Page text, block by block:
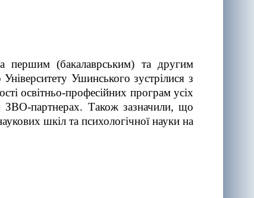
першим (бакалаврським) та другим
Ушинського зустрілися з
освітньо-професійних програм усіх
ЗВО-партнерах. Також зазначили, що
шкіл та психологічної науки на